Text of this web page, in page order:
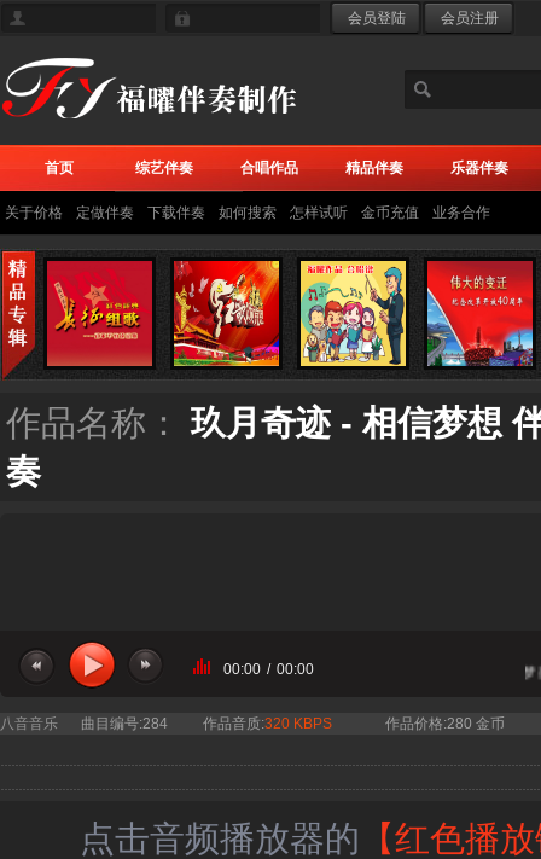
首页 综艺伴奏 合唱作品 精品伴奏 乐器伴奏
关于价格 定做伴奏 下载伴奏 如何搜索 怎样试听 金币充值 业务合作
作品名称：玖月奇迹 - 相信梦想
奏
当前曲目：玖月奇迹 - 相信梦
00:00 / 00:00
八音音乐 曲目编号:284 作品音质:320 KBPS 作品价格:280 金币
点击音频播放器的 【红色播